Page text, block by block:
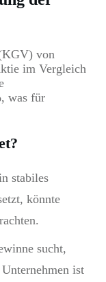
von
im Vergleich
was für
stabiles
könnte
sucht,
ist